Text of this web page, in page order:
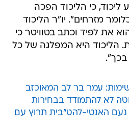
כי הליכוד הפכה
מזרחים". יו"ר הליכוד
את לפיד וכתב בטוויטר כי
הליכוד היא המפלגה של כל
בכך".
עמר בר לב המאוכזב
לא להתמודד בבחירות
נעם האנטי-להט"בית תרוץ עם